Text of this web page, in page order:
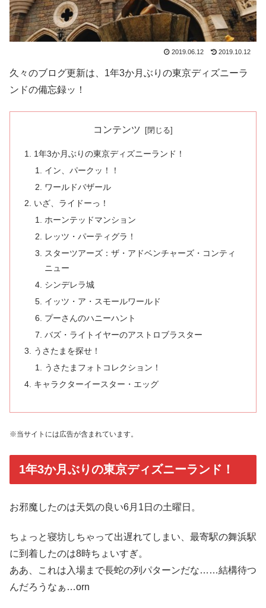
2019.06.12 2019.10.12
久々のブログ更新は、1年3か月ぶりの東京ディズニーラ
ンドの備忘録ッ！
コンテンツ
1年3か月ぶりの東京ディズニーランド！
イン、パークッ！！
ワールドバザール
いざ、ライドーっ！
ホーンテッドマンション
レッツ・パーティグラ！
スターツアーズ：ザ・アドベンチャーズ・コンティ
ニュー
シンデレラ城
イッツ・ア・スモールワールド
プーさんのハニーハント
バズ・ライトイヤーのアストロブラスター
うさたまを探せ！
うさたまフォトコレクション！
キャラクターイースター・エッグ
※当サイトには広告が含まれています。
1年3か月ぶりの東京ディズニーランド！
お邪魔したのは天気の良い6月1日の土曜日。
ちょっと寝坊しちゃって出遅れてしまい、最寄駅の舞浜駅
に到着したのは8時ちょいすぎ。
ああ、これは入場まで長蛇の列パターンだな……結構待つ
んだろうなぁ…orn